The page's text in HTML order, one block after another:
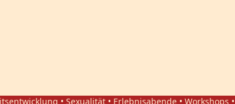
• Sexualität • Erlebnisabende • Workshops